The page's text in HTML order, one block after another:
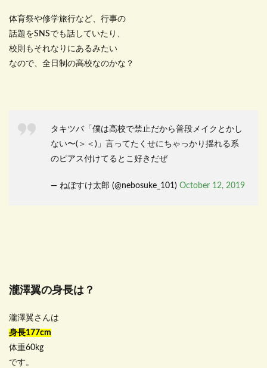
体育祭や修学旅行など、行事の
話題をSNSでも話していたり、
校則もそれなりにあるみたい
なので、全日制の高校なのかな？
タキツバ「僕は高校で禁止だから普段メイクとかし
ない〜(＞＜)」言ってたくせにちゃっかり揺れる系
のピアス付けてるとこ好きだぜ
— ねぼすけ太郎 (@nebosuke_101) October 12, 2019
瀧澤翼の身長は？
瀧澤翼さんは
身長177cm
体重60kg
です。